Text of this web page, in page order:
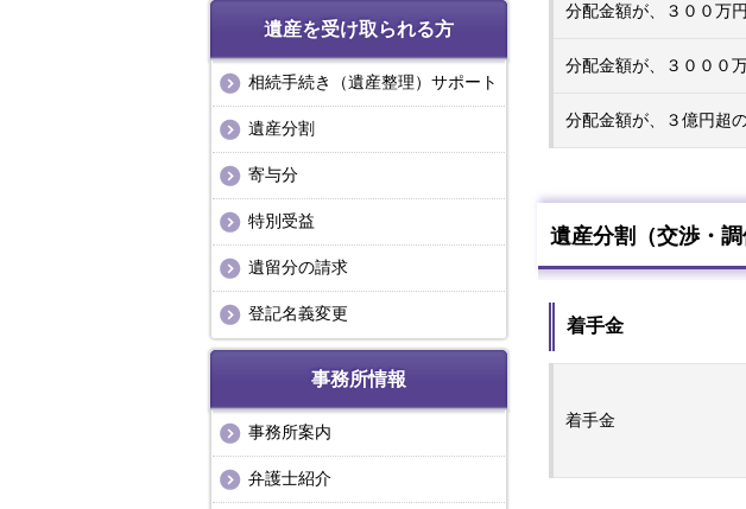
分配金額が、３００万
分配金額が、３０００
分配金額が、３億円超
遺産分割（交渉・調
着手金
着手金
遺産を受け取られる方
相続手続き（遺産整理）サポート
遺産分割
寄与分
特別受益
遺留分の請求
登記名義変更
事務所情報
事務所案内
弁護士紹介